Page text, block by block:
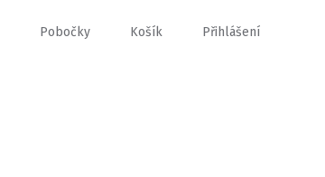
Pobočky Košík Přihlášení